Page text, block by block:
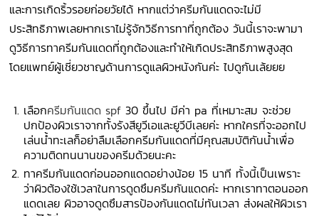
และการเกิดริ้วรอยก่อยวัยได้ หากแต่ว่าครีมกันแดดจะไม่มี
ประสิทธิภาพเลยหากเราไม่รู้จักวิธีการทาที่ถูกต้อง วันนี้เราจะพามา
ดูวิธีการทาครีมกันแดดที่ถูกต้องและทำให้เกิดประสิทธิภาพสูงสุด
โดยแพทย์ผู้เชี่ยวชาญด้านการดูแลผิวหนังกันค่ะ ไปดูกันเล้ยยย
เลือกครีมกันแดด spf 30 ขึ้นไป มีค่า pa ที่เหมาะสม จะช่วย
ปกป้องผิวเราจากทั้งรังสียูวีเอและยูวีบีเลยค่ะ หากใครที่จะออกไป
เล่นน้ำทะเลก็อย่าลืมเลือกครีมกันแดดที่มีคุณสมบัติกันน้ำเพื่อ
ความติดทนนานของครีมด้วยนะคะ
ทาครีมกันแดดก่อนออกแดดอย่างน้อย 15 นาที ทั้งนี้เป็นเพราะ
ว่าผิวต้องใช้เวลาในการดูดซึมครีมกันแดดค่ะ หากเราทาตอนออก
แดดเลย ผิวอาจดูดซึมสารป้องกันแดดไม่ทันเวลา ส่งผลให้ผิวเรา